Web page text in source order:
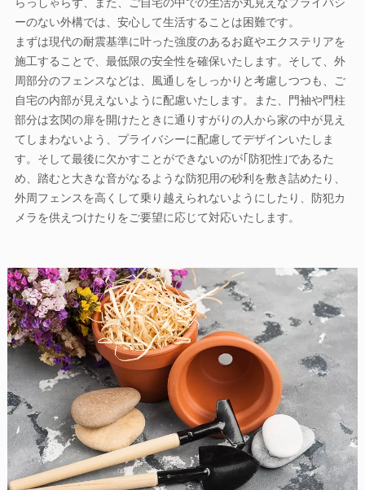
らっしゃらず、また、ご自宅の中での生活が丸見えなプライバシ
ーのない外構では、安心して生活することは困難です。
まずは現代の耐震基準に叶った強度のあるお庭やエクステリアを
施工することで、最低限の安全性を確保いたします。そして、外
周部分のフェンスなどは、風通しをしっかりと考慮しつつも、ご
自宅の内部が見えないように配慮いたします。また、門袖や門柱
部分は玄関の扉を開けたときに通りすがりの人から家の中が見え
てしまわないよう、プライバシーに配慮してデザインいたしま
す。そして最後に欠かすことができないのが｢防犯性｣であるた
め、踏むと大きな音がなるような防犯用の砂利を敷き詰めたり、
外周フェンスを高くして乗り越えられないようにしたり、防犯カ
メラを供えつけたりをご要望に応じて対応いたします。